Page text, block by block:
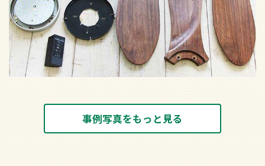
事例写真をもっと見る